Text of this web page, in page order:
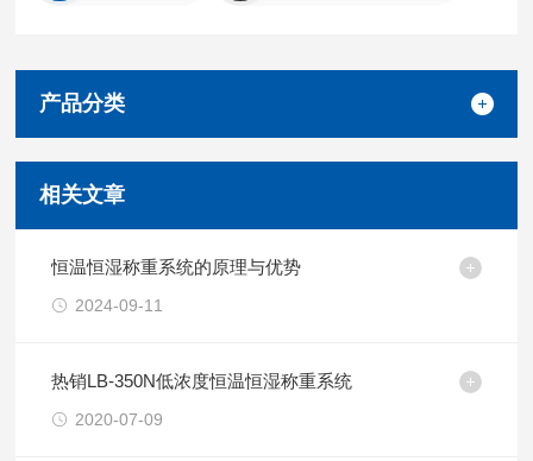
产品分类
相关文章
恒温恒湿称重系统的原理与优势
2024-09-11
热销LB-350N低浓度恒温恒湿称重系统
2020-07-09